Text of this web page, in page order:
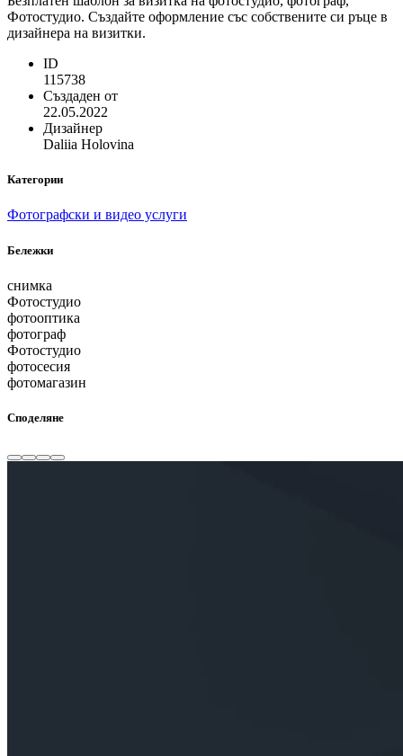
Фотостудио. Създайте оформление със собствените си ръце в
дизайнера на визитки.
ID
115738
Създаден от
22.05.2022
Дизайнер
Daliia Holovina
Категории
Фотографски и видео услуги
Бележки
снимка
Фотостудио
фотооптика
фотограф
Фотостудио
фотосесия
фотомагазин
Споделяне